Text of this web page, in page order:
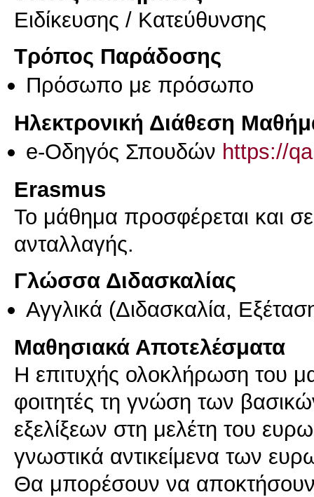
Eιδίκευσης / Kατεύθυνσης
Τρόπος Παράδοσης
Πρόσωπο με πρόσωπο
Ηλεκτρονική Διάθεση
e-Οδηγός Σπουδών https://
Erasmus
Το μάθημα προσφέρεται και
ανταλλαγής.
Γλώσσα Διδασκαλίας
Αγγλικά (Διδασκαλία,
Μαθησιακά Αποτελέσματα
H επιτυχής ολοκλήρωση του
φοιτητές τη γνώση των
εξελίξεων στη μελέτη του
γνωστικά αντικείμενα των
Θα μπορέσουν να αποκτήσουν